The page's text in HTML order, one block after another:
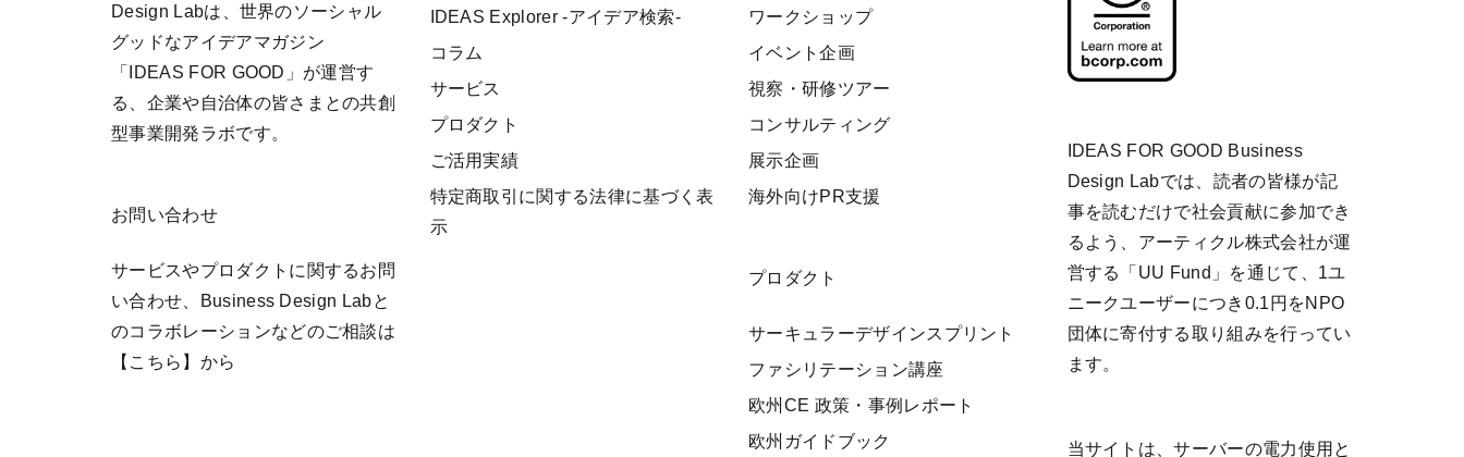
Design Labは、世界のソーシャル
グッドなアイデアマガジン
「IDEAS FOR GOOD」が運営す
る、企業や自治体の皆さまとの共創
型事業開発ラボです。
お問い合わせ
サービスやプロダクトに関するお問
い合わせ、Business Design Labと
のコラボレーションなどのご相談は
【こちら】 から
IDEAS Explorer -アイデア検索-
コラム
サービス
プロダクト
ご活用実績
特定商取引に関する法律に基づく表
示
ワークショップ
イベント企画
視察・研修ツアー
コンサルティング
展示企画
海外向けPR支援
プロダクト
サーキュラーデザインスプリント
ファシリテーション講座
欧州CE 政策・事例レポート
欧州ガイドブック
IDEAS FOR GOOD Business
Design Labでは、読者の皆様が記
事を読むだけで社会貢献に参加でき
るよう、アーティクル株式会社が運
営する「 UU Fund 」を通じて、1ユ
ニークユーザーにつき0.1円をNPO
団体に寄付する取り組みを行ってい
ます。
当サイトは、サーバーの電力使用と